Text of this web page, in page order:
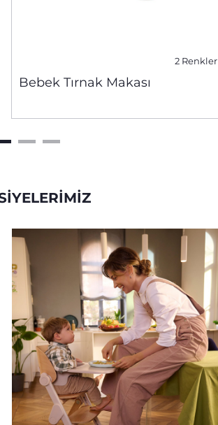
2 Renkler
Bebek Tırnak Makası